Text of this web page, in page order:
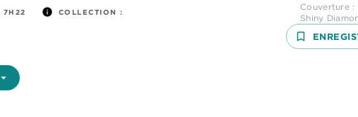
7H22 info
COLLECTION :
arrow_drop_down
Couverture
Shiny
bookmark_border